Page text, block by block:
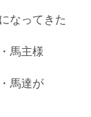
なってきた
馬主様
馬達が